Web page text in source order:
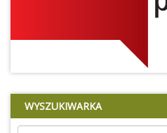
WYSZUKIWARKA